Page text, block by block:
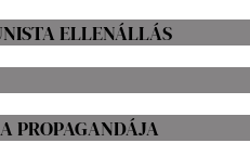
ELLENÁLLÁS
PROPAGANDÁJA